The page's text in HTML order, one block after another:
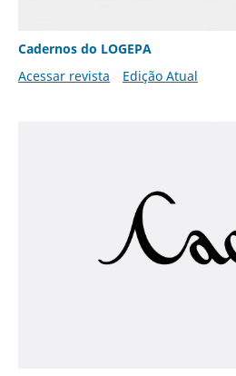
Cadernos do LOGEPA
Acessar revista
Edição Atual